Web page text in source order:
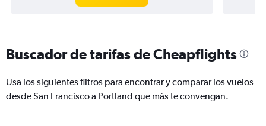
Buscador de tarifas de Cheapflights
Usa los siguientes filtros para encontrar y comparar los vuelos
desde San Francisco a Portland que más te convengan.